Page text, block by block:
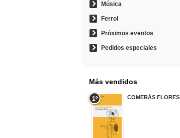
Música
Ferrol
Próximos eventos
Pedidos especiales
Más vendidos
1º COMERÁS FLORES